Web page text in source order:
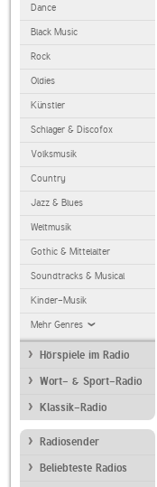
Dance
Black Music
Rock
Oldies
Künstler
Schlager & Discofox
Volksmusik
Country
Jazz & Blues
Weltmusik
Gothic & Mittelalter
Soundtracks & Musical
Kinder-Musik
Mehr Genres
Hörspiele im Radio
Wort- & Sport-Radio
Klassik-Radio
Radiosender
Beliebteste Radios